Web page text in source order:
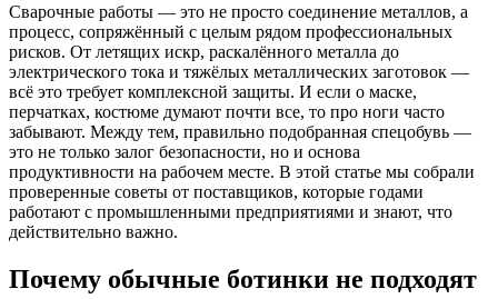
Сварочные работы — это не просто соединение металлов, а
процесс, сопряжённый с целым рядом профессиональных
рисков. От летящих искр, раскалённого металла до
электрического тока и тяжёлых металлических заготовок —
всё это требует комплексной защиты. И если о маске,
перчатках, костюме думают почти все, то про ноги часто
забывают. Между тем, правильно подобранная спецобувь —
это не только залог безопасности, но и основа
продуктивности на рабочем месте. В этой статье мы собрали
проверенные советы от поставщиков, которые годами
работают с промышленными предприятиями и знают, что
действительно важно.
Почему обычные ботинки не подходят